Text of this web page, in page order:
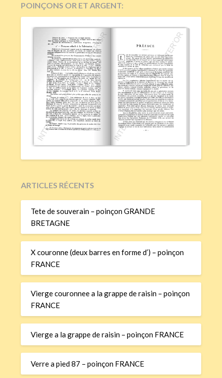
POINÇONS OR ET ARGENT:
ARTICLES RÉCENTS
Tete de souverain – poinçon GRANDE
BRETAGNE
X couronne (deux barres en forme d’) – poinçon
FRANCE
Vierge couronnee a la grappe de raisin – poinçon
FRANCE
Vierge a la grappe de raisin – poinçon FRANCE
Verre a pied 87 – poinçon FRANCE